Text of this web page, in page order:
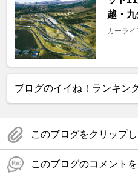
越・
カーライ
ブログのイイね！ランキン
このブログをクリップ
このブログのコメント